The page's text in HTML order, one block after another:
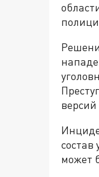
может